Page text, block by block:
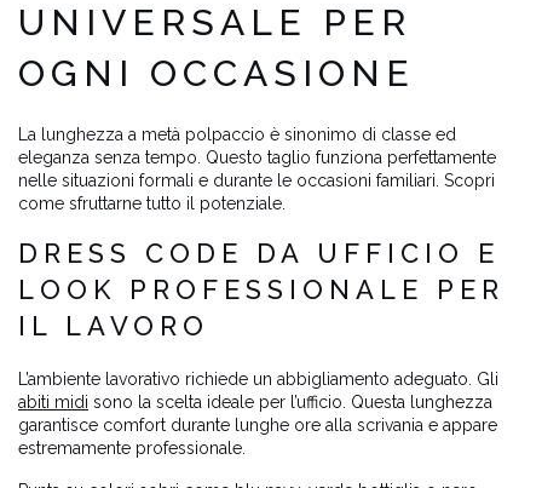
UNIVERSALE PER
OGNI OCCASIONE
La lunghezza a metà polpaccio è sinonimo di classe ed
eleganza senza tempo. Questo taglio funziona perfettamente
nelle situazioni formali e durante le occasioni familiari. Scopri
come sfruttarne tutto il potenziale.
DRESS CODE DA UFFICIO E
LOOK PROFESSIONALE PER
IL LAVORO
L’ambiente lavorativo richiede un abbigliamento adeguato. Gli
abiti midi sono la scelta ideale per l’ufficio. Questa lunghezza
garantisce comfort durante lunghe ore alla scrivania e appare
estremamente professionale.